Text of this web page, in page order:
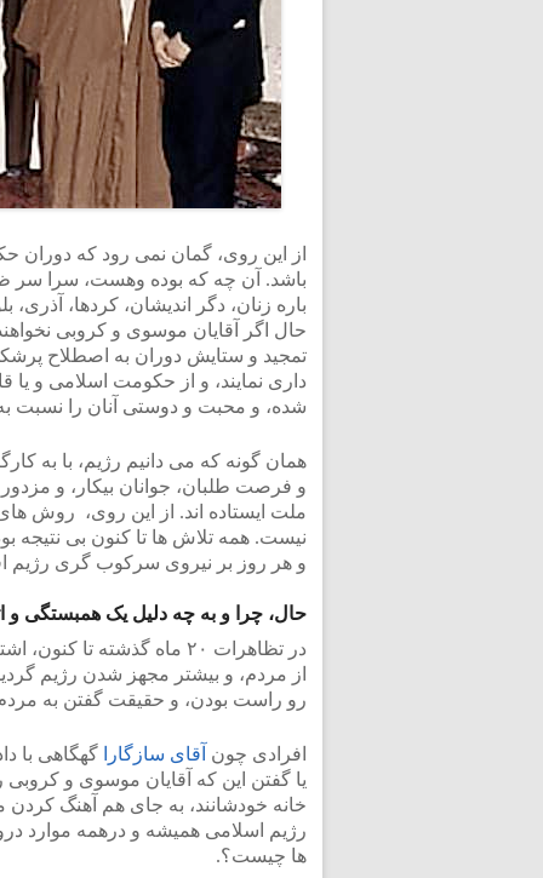
از این روی، گمان نمی رود که دوران
باشد. آن چه که بوده وهست، سرا سر
باره زنان، دگر اندیشان، کردها،
حال اگر آقایان موسوی و کروبی
تمجید و ستایش دوران به اصطلاح
داری نمایند، و از حکومت اسلامی و
شده، و محبت و دوستی آنان را نسبت
همان گونه که می دانیم رژیم، با به
و فرصت طلبان، جوانان بیکار، و
ملت ایستاده اند. از این روی، روش
نیست. همه تلاش ها تا کنون بی نتیجه
و هر روز بر نیروی سرکوب گری رژیم
حال، چرا و به چه دلیل یک همبستگی و
در تظاهرات ۲۰ ماه گذشته تا کنون، اشتباهاتی در رهبری
از مردم، و بیشتر مجهز شدن رژیم
رو راست بودن، و حقیقت گفتن به
افرادی چون آقای سازگارا
گهگاهی با
یا گفتن این که آقایان موسوی و کروبی
خانه خودشانند، به جای هم آهنگ کردن
رژیم اسلامی همیشه و درهمه موارد
ها چیست؟.